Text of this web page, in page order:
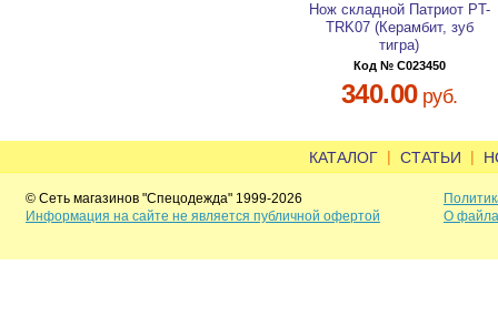
Нож складной Патриот PT-
TRK07 (Керамбит, зуб
тигра)
Код № C023450
340.00руб.
КАТАЛОГ | СТАТЬИ |
© Сеть магазинов "Спецодежда" 1999-2026
Информация на сайте не является публичной офертой
О